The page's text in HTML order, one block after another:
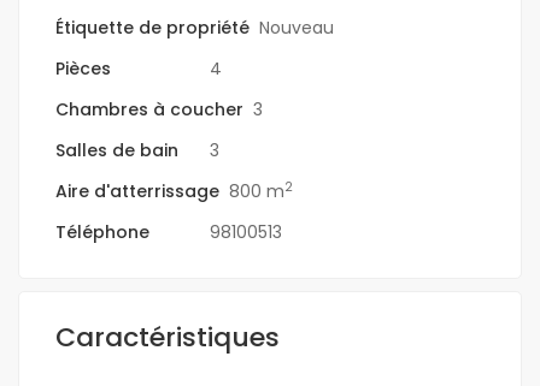
Étiquette de propriété Nouveau
Pièces
4
Chambres à coucher 3
Salles de bain
3
Aire d'atterrissage 800 m2
Téléphone 98100513
Caractéristiques